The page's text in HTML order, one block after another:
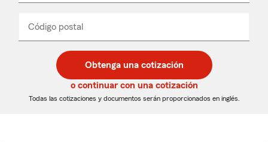
desplegable
Código postal
de
5
dígitos
de
5
dígitos
_____
Obtenga una cotización
o continuar con una cotización
Todas las cotizaciones y documentos serán proporcionados en inglés.